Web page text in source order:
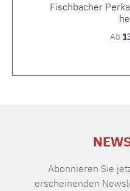
Fischbacher
Ab
Abonnieren Sie
erscheinenden